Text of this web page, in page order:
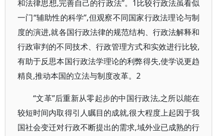
和法律思想,完善自己的行政法”。1比较行政法虽看似
一门“辅助性的科学”,但观察不同国家行政法理论与制
度的演进,就各国行政法律的规范结构、行政法解释和
行政审判的不同技术、行政管理方式和实效进行比较,
有助于反思本国行政法学理论的利弊得失,使学说更趋
精良,推动本国的立法与制度改革。2
“文革”后重新从零起步的中国行政法,之所以能在
较短时间内取得引人瞩目的成就,很大程度上起因于我
国社会变迁对行政不断提出的需求,域外业已成熟的行